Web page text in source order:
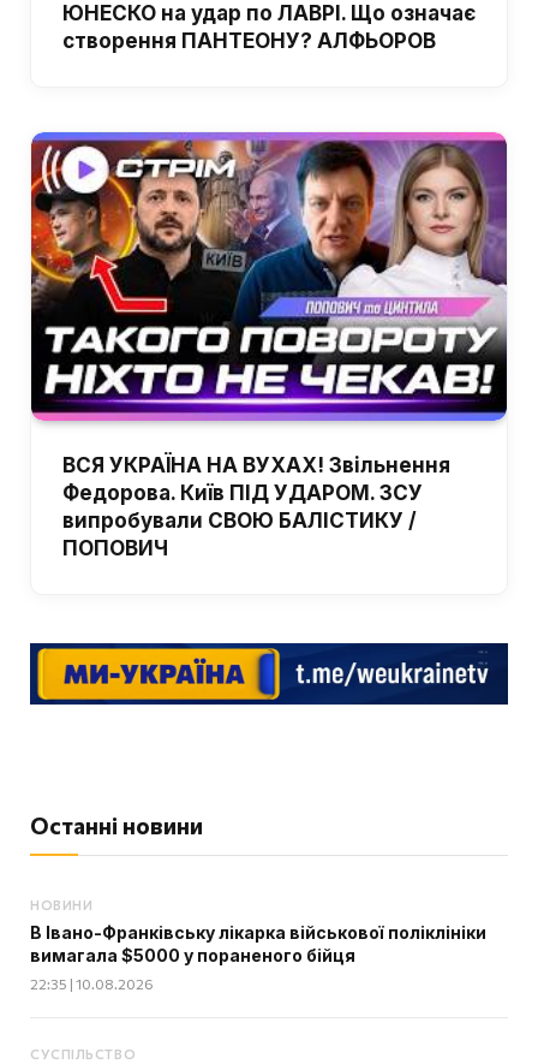
ЮНЕСКО на удар по ЛАВРІ. Що означає
створення ПАНТЕОНУ? АЛФЬОРОВ
ВСЯ УКРАЇНА НА ВУХАХ! Звільнення
Федорова. Київ ПІД УДАРОМ. ЗСУ
випробували СВОЮ БАЛІСТИКУ /
ПОПОВИЧ
Останні новини
НОВИНИ
В Івано-Франківську лікарка військової поліклініки
вимагала $5000 у пораненого бійця
22:35 | 10.08.2026
СУСПІЛЬСТВО